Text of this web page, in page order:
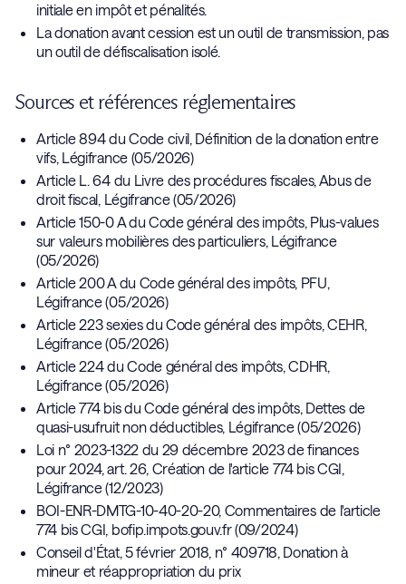
initiale en impôt et pénalités.
La donation avant cession est un outil de transmission, pas
un outil de défiscalisation isolé.
Sources et références réglementaires
Article 894 du Code civil, Définition de la donation entre
vifs, Légifrance (05/2026)
Article L. 64 du Livre des procédures fiscales, Abus de
droit fiscal, Légifrance (05/2026)
Article 150-0 A du Code général des impôts, Plus-values
sur valeurs mobilières des particuliers, Légifrance
(05/2026)
Article 200 A du Code général des impôts, PFU,
Légifrance (05/2026)
Article 223 sexies du Code général des impôts, CEHR,
Légifrance (05/2026)
Article 224 du Code général des impôts, CDHR,
Légifrance (05/2026)
Article 774 bis du Code général des impôts, Dettes de
quasi-usufruit non déductibles, Légifrance (05/2026)
Loi n° 2023-1322 du 29 décembre 2023 de finances
pour 2024, art. 26, Création de l'article 774 bis CGI,
Légifrance (12/2023)
BOI-ENR-DMTG-10-40-20-20, Commentaires de l'article
774 bis CGI, bofip.impots.gouv.fr (09/2024)
Conseil d'État, 5 février 2018, n° 409718, Donation à
mineur et réappropriation du prix